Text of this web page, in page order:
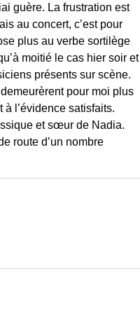
guère. La frustration est
au concert, c’est pour
plus au verbe sortilège
moitié le cas hier soir et
présents sur scène.
pour moi plus
l’évidence satisfaits.
et sœur de Nadia.
route d’un nombre